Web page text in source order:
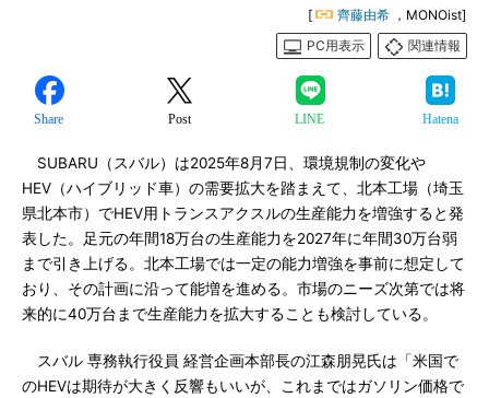
[ 齊藤由希 ，MONOist]
PC用表示
関連情報
Share Post LINE Hatena
SUBARU（スバル）は2025年8月7日、環境規制の変化や
HEV（ハイブリッド車）の需要拡大を踏まえて、北本工場（埼玉
県北本市）でHEV用トランスアクスルの生産能力を増強すると発
表した。足元の年間18万台の生産能力を2027年に年間30万台弱
まで引き上げる。北本工場では一定の能力増強を事前に想定して
おり、その計画に沿って能増を進める。市場のニーズ次第では将
来的に40万台まで生産能力を拡大することも検討している。
スバル 専務執行役員 経営企画本部長の江森朋晃氏は「米国で
のHEVは期待が大きく反響もいいが、これまではガソリン価格で